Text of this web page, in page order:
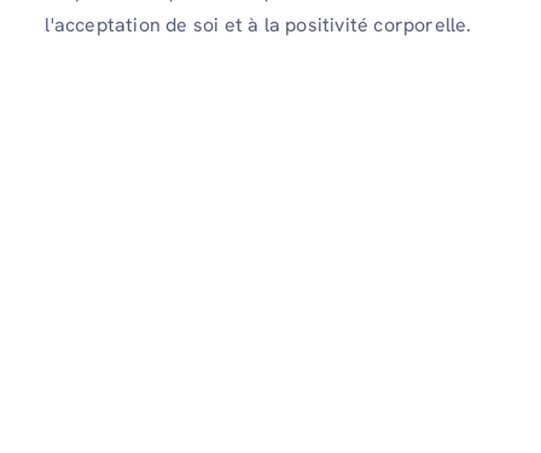
l'acceptation de soi et à la positivité corporelle.